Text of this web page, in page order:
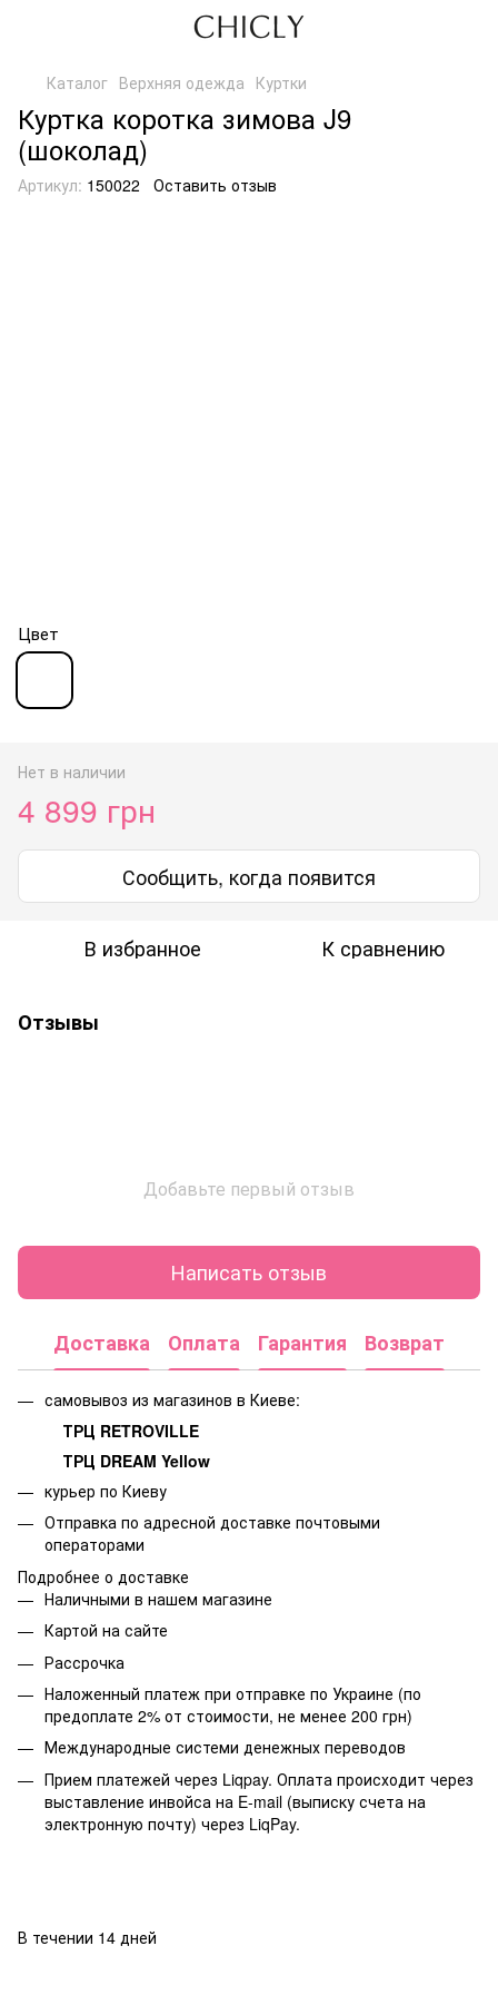
Каталог Верхняя одежда Куртки
Куртка коротка зимова J9
(шоколад)
Артикул: 150022 Оставить отзыв
Цвет
Нет в наличии
4 899 грн
Сообщить, когда появится
В избранное К сравнению
Отзывы
Добавьте первый отзыв
Написать отзыв
Доставка Оплата Гарантия Возврат
самовывоз из магазинов в Киеве:
ТРЦ RETROVILLE
ТРЦ DREAM Yellow
курьер по Киеву
Отправка по адресной доставке почтовыми
операторами
Подробнее о доставке
Наличными в нашем магазине
Картой на сайте
Рассрочка
Наложенный платеж при отправке по Украине (по
предоплате 2% от стоимости, не менее 200 грн)
Международные системи денежных переводов
Прием платежей через Liqpay. Оплата происходит через
выставление инвойса на E-mail (выписку счета на
электронную почту) через LiqPay.
В течении 14 дней